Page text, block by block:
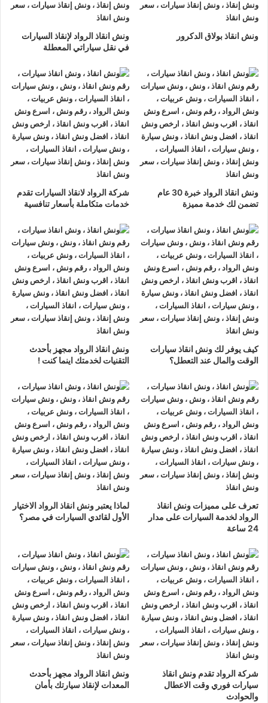
ونش انقاذ الرواد
ونش انقاذ سيارات في الطريق الزراعي
لسحب و إنقاذ سيارتك وأخذك الي اقرب مركز صيانة أو وكيل معتمد
ونش انقاذ الرواد هو أرخص ونش انقاذ في
الطريق الزراعي , نحن نعمل على مدار الساعة ، اتصل الان
01063144040
–
01093018585
–
01120018852يصلكونش
انقاذ سياراتسريع و مجهز بأحدث المعدات وأحدث وسائل الأمان
والراحة.
ونش انقاذ سيارات الطريق الزراعي
ما يميزنا عن غيرنا انفرادنا بتقديم خدماتنا باحترافية عالية ونعمل منذ
عام 2002 على الطرق السريعة بكافة انحاء جمهورية مصر العربية
لبناء جسور من الثقة المتبادلة بين الشركة وعملائها و انقاذ ونقل
السيارات
المعطلة و سحب السياراتمن الحوادث.
اسرعونش انقاذ سياراتفي الطريق
الزراعي
ونش انقاذ سيارات الطريق الزراعيلديناونش انقاذ سياراتمزود
بمعدات حديثة و مجهزة لـسحب السياراتمن الاعطال والحوادث
نحن
يرجي الاتصال بنا علي
سيارات 01063144040
–
01093018585
–
اقصي.
تليفونونش انقاذ سياراتفي الطريق
الزراعي
ونش انقاذ الطريق الزراعينحن أرخص ونش أنقاذ في الطريق
الزراعي و أسرع ونش إنقاذفي الطريق الزراعي وأقرب ونش إنقاذ
في الطريق الزراعي دائما اوناشنا بالقرب منك ,
الزراعي منونش انقاذ
الرواد نعمل منذ 33 عاما ومتخصصون في
أنقاذ ورفع السيارات وخدمات الإنقاذ السريع ولدينا اسطولسيارات
رفع السيارات المعطلة و سيارات الحوادث.
تتميز خدمةإنقاذ السياراتمن شركة الرواد
لإنقاذ و رفع السيارات بالأتي :
نتعهد بوصولونش الانقاذ بسرعة إلىموقعكفي الطريق
الزراعي خلال 10 دقائق بحد اقصي.
أو
بريد إلكترونيإلى أحد ممثلينا الموجودين لارسالأقرب ونش
انقاذ
ونش انقاذ بولاق الدكرور
ونش انقاذ الرواد لإنقاذ السيارات
في نقل سياراتي المعطلة
ونش انقاذ الرواد خبرة 30 عام
تضمن لك خدمة مميزة
شركة الرواد لانقاذ السيارات تقدم
خدمات متكاملة بأسعار تنافسية
كيف يوفر لك ونش انقاذ سيارات
الوقت والمال عند التعطل؟
ونش انقاذ الرواد مجهز بأحدث
التقنيات لخدمتك اينما كنت !
تعرف على مميزات ونش انقاذ
الرواد لخدمة السيارات على مدار
24 ساعة
لماذا يعتبر ونش انقاذ الرواد الاختيار
الأول لقائدي السيارات في مصر؟
شركة الرواد تقدم ونش انقاذ
سيارات فوري وقت الاعطال
والحوادث
ونش انقاذ الرواد مجهز بأحدث
المعدات لإنقاذ سيارتك بأمان